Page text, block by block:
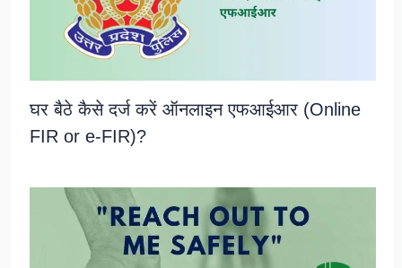
घर बैठे कैसे दर्ज करें ऑनलाइन एफआईआर (Online
FIR or e-FIR)?